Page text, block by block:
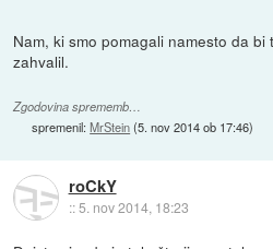
Nam, ki smo pomagali namesto da
zahvalil.
Zgodovina sprememb…
spremenil:MrStein(5. nov 2014 ob 17:46)
roCkY
::5. nov 2014, 18:23